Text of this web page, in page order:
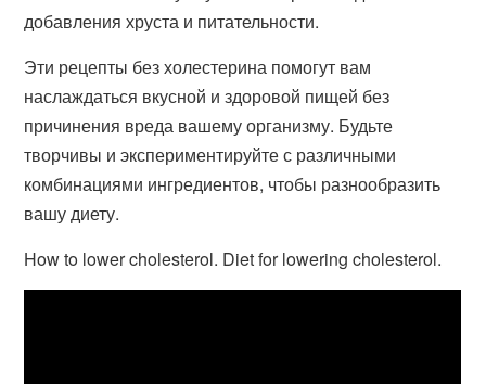
добавления хруста и питательности.
Эти рецепты без холестерина помогут вам
наслаждаться вкусной и здоровой пищей без
причинения вреда вашему организму. Будьте
творчивы и экспериментируйте с различными
комбинациями ингредиентов, чтобы разнообразить
вашу диету.
How to lower cholesterol. Diet for lowering cholesterol.